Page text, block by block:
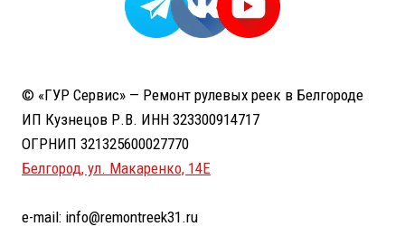
© «ГУР Сервис» — Ремонт рулевых реек в Белгороде
ИП Кузнецов Р.В. ИНН 323300914717
ОГРНИП 321325600027770
Белгород, ул. Макаренко, 14Е
e-mail: info@remontreek31.ru